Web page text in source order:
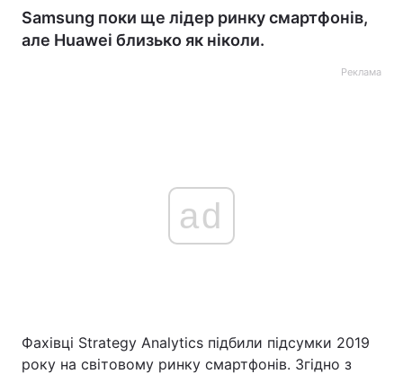
Samsung поки ще лідер ринку смартфонів,
але Huawei близько як ніколи.
Реклама
ad
Фахівці Strategy Analytics підбили підсумки 2019
року на світовому ринку смартфонів. Згідно з